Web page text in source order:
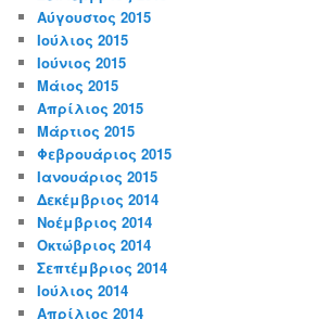
Αύγουστος 2015
Ιούλιος 2015
Ιούνιος 2015
Μάιος 2015
Απρίλιος 2015
Μάρτιος 2015
Φεβρουάριος 2015
Ιανουάριος 2015
Δεκέμβριος 2014
Νοέμβριος 2014
Οκτώβριος 2014
Σεπτέμβριος 2014
Ιούλιος 2014
Απρίλιος 2014